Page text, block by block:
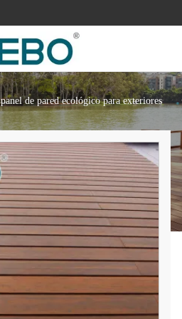
panel de pared ecológico para exteriores